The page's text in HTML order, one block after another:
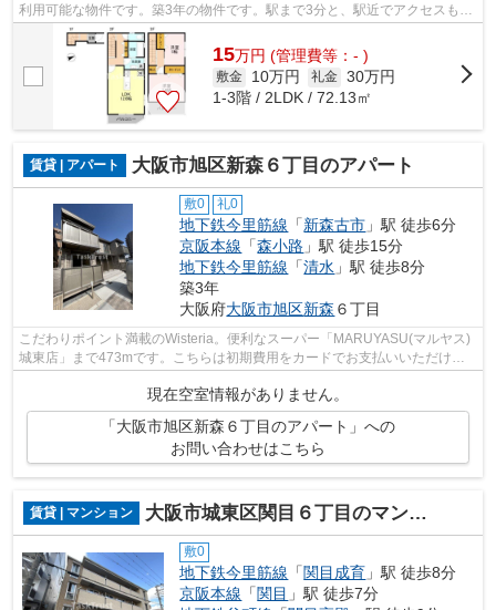
利用可能な物件です。築3年の物件です。駅まで3分と、駅近でアクセスも良
好な物件です。大阪市旭区や地下鉄今...
15万円 (管理費等：- )
敷金 10万円 礼金 30万円
1-3階 / 2LDK / 72.13㎡
賃貸 | アパート 大阪市旭区新森６丁目のアパート
敷0 礼0
地下鉄今里筋線 「新森古市 」駅 徒歩6分
京阪本線 「森小路 」駅 徒歩15分
地下鉄今里筋線 「清水 」駅 徒歩8分
築3年
大阪府大阪市旭区新森 ６丁目
こだわりポイント満載のWisteria。便利なスーパー「MARUYASU(マルヤス)
城東店」まで473mです。こちらは初期費用をカードでお支払いいただける
アパートです。付近に駅が2つあるので、...
現在空室情報がありません。
「大阪市旭区新森６丁目のアパート」への
お問い合わせはこちら
賃貸 | マンション 大阪市城東区関目６丁目のマンション
敷0
地下鉄今里筋線 「関目成育 」駅 徒歩8分
京阪本線 「関目 」駅 徒歩7分